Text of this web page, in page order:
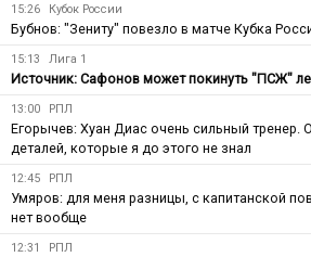
15:26 Кубок России
Бубнов: "Зениту" повезло в матче Кубка
15:13 Лига 1
Источник: Сафонов может покинуть "ПСЖ"
13:00 РПЛ
Егорычев: Хуан Диас очень сильный тренер.
деталей, которые я до этого не знал
12:45 РПЛ
Умяров: для меня разницы, с капитанской
нет вообще
12:31 РПЛ